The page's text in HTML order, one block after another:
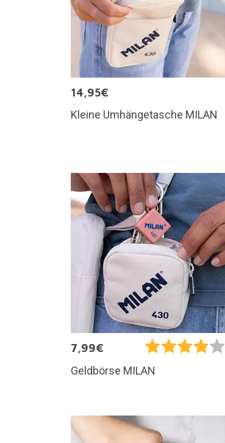
14,95€
Kleine Umhängetasche MILAN
7,99€
Geldbörse MILAN